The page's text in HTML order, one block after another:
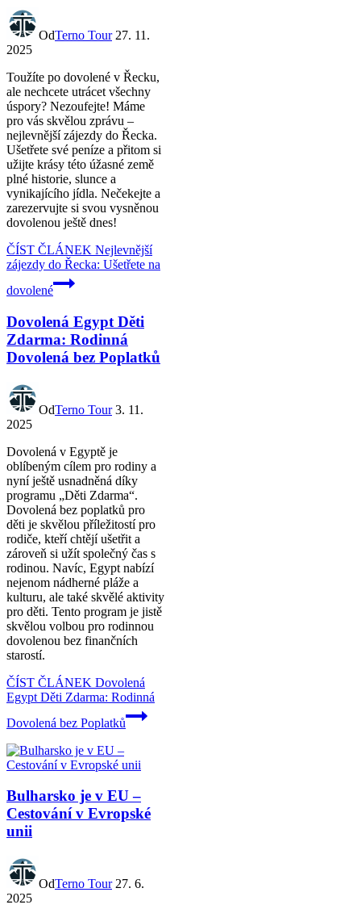
OdTerno Tour 27. 11.
2025
Toužíte po dovolené v Řecku,
ale nechcete utrácet všechny
úspory? Nezoufejte! Máme
pro vás skvělou zprávu –
nejlevnější zájezdy do Řecka.
Ušetřete své peníze a přitom si
užijte krásy této úžasné země
plné historie, slunce a
vynikajícího jídla. Nečekejte a
zarezervujte si svou vysněnou
dovolenou ještě dnes!
ČÍST ČLÁNEK Nejlevnější
zájezdy do Řecka: Ušetřete na
dovolené
Dovolená Egypt Děti
Zdarma: Rodinná
Dovolená bez Poplatků
OdTerno Tour 3. 11.
2025
Dovolená v Egyptě je
oblíbeným cílem pro rodiny a
nyní ještě usnadněná díky
programu „Děti Zdarma“.
Dovolená bez poplatků pro
děti je skvělou příležitostí pro
rodiče, kteří chtějí ušetřit a
zároveň si užít společný čas s
rodinou. Navíc, Egypt nabízí
nejenom nádherné pláže a
kulturu, ale také skvělé aktivity
pro děti. Tento program je jistě
skvělou volbou pro rodinnou
dovolenou bez finančních
starostí.
ČÍST ČLÁNEK Dovolená
Egypt Děti Zdarma: Rodinná
Dovolená bez Poplatků
Bulharsko je v EU –
Cestování v Evropské
unii
OdTerno Tour 27. 6.
2025